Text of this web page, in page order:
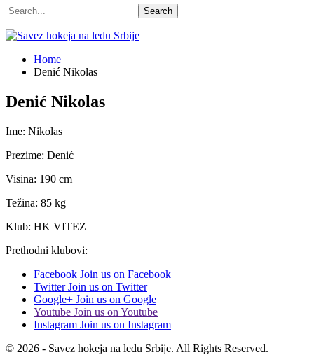
Home
Denić Nikolas
Denić Nikolas
Ime: Nikolas
Prezime: Denić
Visina: 190 cm
Težina: 85 kg
Klub: HK VITEZ
Prethodni klubovi:
Facebook Join us on Facebook
Twitter Join us on Twitter
Google+ Join us on Google
Youtube Join us on Youtube
Instagram Join us on Instagram
© 2026 - Savez hokeja na ledu Srbije. All Rights Reserved.